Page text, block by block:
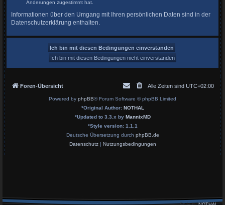
Änderungen zugestimmt hat.
Informationen über den Umgang mit Ihren persönlichen Daten sind in der
Datenschutzerklärung enthalten.
Foren-Übersicht Alle Zeiten sind UTC+02:00
Powered by phpBB® Forum Software © phpBB Limited
*Original Author: NOTHAL
*Updated to 3.3.x by MannixMD
*Style version: 1.1.1
Deutsche Übersetzung durch phpBB.de
Datenschutz| Nutzungsbedingungen